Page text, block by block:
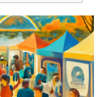
자동차 취미 여행
종교 사회 정치 건강
부동산 외국어 교육